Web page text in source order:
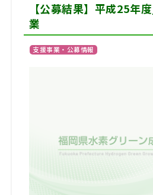
【公募結果】平成25年
業
支援事業・公募情報